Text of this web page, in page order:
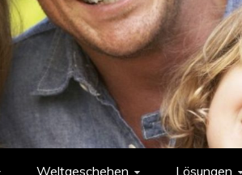
Weltgeschehen Lösungen